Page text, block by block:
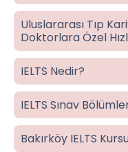
Uluslararası Tıp
Doktorlara Özel
IELTS Nedir?
IELTS Sınav
Bakırköy IELTS